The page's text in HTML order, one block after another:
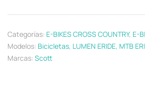
Categorías: E-BIKES CROSS COUNTRY, E-
Modelos: Bicicletas, LUMEN ERIDE, MTB
Marcas: Scott